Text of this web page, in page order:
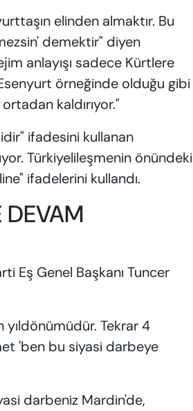
elinden almaktır. Bu
demektir" diyen
anlayışı sadece Kürtlere
örneğinde olduğu gibi
kaldırıyor."
ifadesini kullanan
Türkiyelileşmenin önündeki
ifadelerini kullandı.
DEVAM
Eş Genel Başkanı Tuncer
yıldönümüdür. Tekrar 4
'ben bu siyasi darbeye
darbeniz Mardin'de,